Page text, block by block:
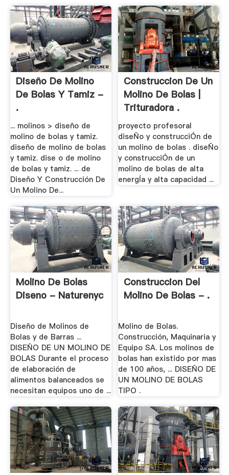
Diseño De Molino
De Bolas Y Tamiz -
.
... molinos > diseño de
molino de bolas y tamiz.
diseño de molino de bolas
y tamiz. dise o de molino
de bolas y tamiz. ... de
Diseño Y Construcción De
Un Molino De...
Construccion De Un
Molino De Bolas |
Trituradora .
proyecto profesoral
diseÑo y construcciÓn de
un molino de bolas . diseÑo
y construcciÓn de un
molino de bolas de alta
energÍa y alta capacidad ...
Molino De Bolas
Diseno - Naturenyc
Diseño de Molinos de
Bolas y de Barras ...
DISEÑO DE UN MOLINO DE
BOLAS Durante el proceso
de elaboración de
alimentos balanceados se
necesitan equipos uno de ...
Construccion Del
Molino De Bolas - .
Molino de Bolas.
Construcción, Maquinaria y
Equipo SA. Los molinos de
bolas han existido por mas
de 100 años, ... DISEÑO DE
UN MOLINO DE BOLAS
TIPO .